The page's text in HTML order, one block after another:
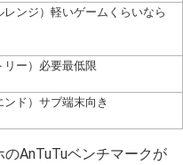
レンジ）軽いゲームくらいなら
リー）必要最低限
ンド）サブ端末向き
AnTuTuベンチマークが